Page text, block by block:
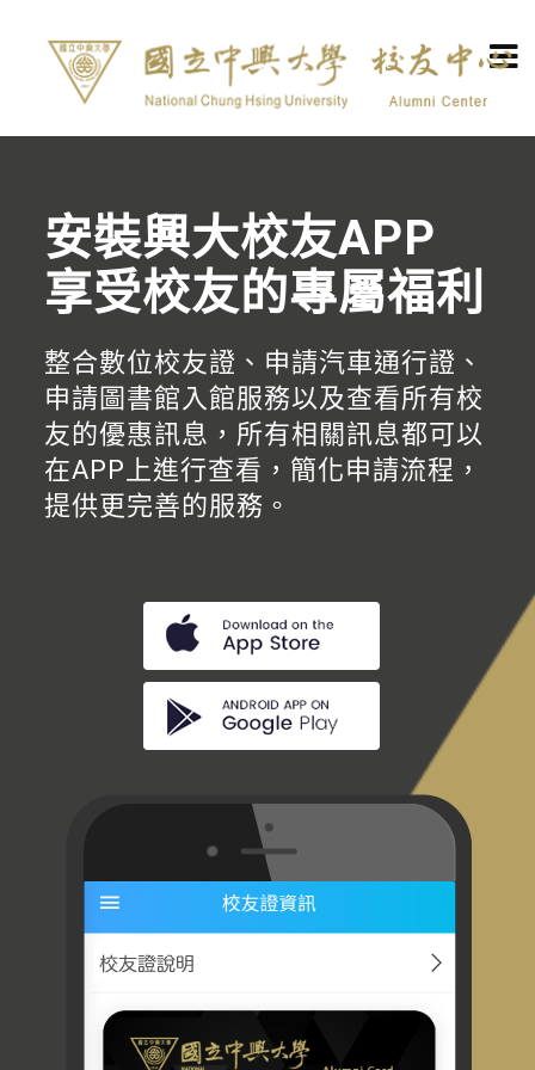
安裝興大校友APP
享受校友的專屬福利
整合數位校友證、申請汽車通行證、
申請圖書館入館服務以及查看所有校
友的優惠訊息，所有相關訊息都可以
在APP上進行查看，簡化申請流程，
提供更完善的服務。